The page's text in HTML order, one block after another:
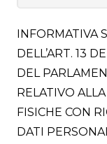
INFORMATIVA
DELL’ART. 13
DEL
RELATIVO
FISICHE CON
DATI